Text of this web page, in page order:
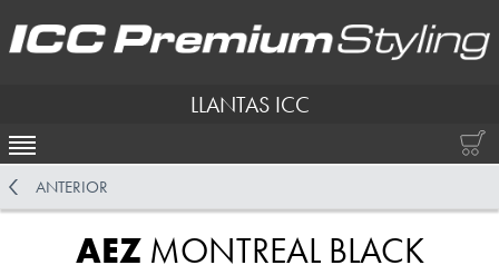
LLANTAS ICC
ACTIVAR NAVEGACIÓN
ANTERIOR
AEZMONTREAL BLACK